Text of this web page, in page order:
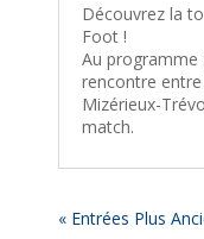
Découvrez la
Foot !
Au programme
rencontre entre
Mizérieux-
match.
« Entrées Plus